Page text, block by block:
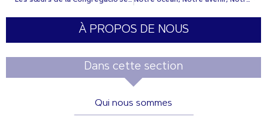
À PROPOS DE NOUS
Dans cette section
Qui nous sommes